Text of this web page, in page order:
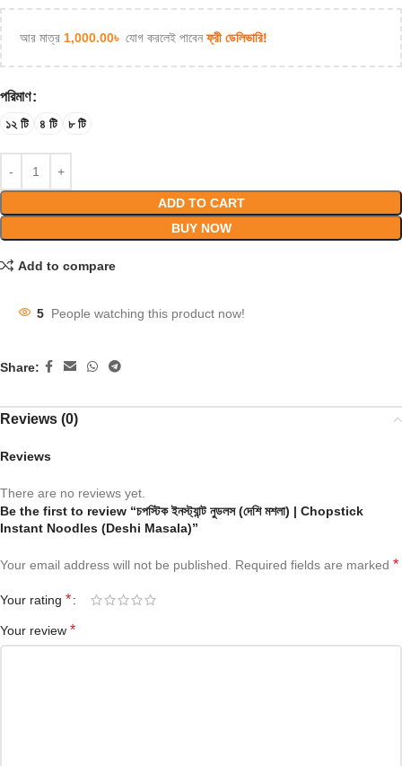
আর মাত্র 1,000.00৳ যোগ করলেই পাবেনফ্রী ডেলিভারি!
পরিমাণ
১২ টি ৪ টি ৮ টি
ADD TO CART
BUY NOW
Add to compare
5 People watching this product now!
Share:
Reviews (0)
Reviews
There are no reviews yet.
Be the first to review “চপস্টিক ইনস্ট্যান্ট নুডলস (দেশি মশলা) | Chopstick
Instant Noodles (Deshi Masala)”
Your email address will not be published. Required fields are marked *
Your rating *
Your review *